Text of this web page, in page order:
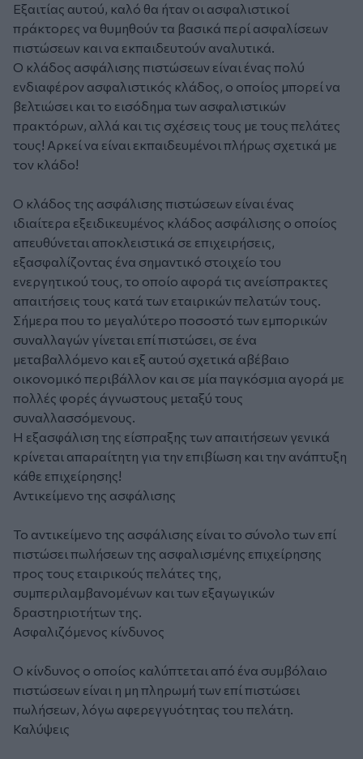
Εξαιτίας αυτού, καλό θα ήταν οι ασφαλιστικοί
πράκτορες να θυμηθούν τα βασικά περί ασφαλίσεων
πιστώσεων και να εκπαιδευτούν αναλυτικά.
Ο κλάδος ασφάλισης πιστώσεων είναι ένας πολύ
ενδιαφέρον ασφαλιστικός κλάδος, ο οποίος μπορεί να
βελτιώσει και το εισόδημα των ασφαλιστικών
πρακτόρων, αλλά και τις σχέσεις τους με τους πελάτες
τους! Αρκεί να είναι εκπαιδευμένοι πλήρως σχετικά με
τον κλάδο!
Ο κλάδος της ασφάλισης πιστώσεων είναι ένας
ιδιαίτερα εξειδικευμένος κλάδος ασφάλισης ο οποίος
απευθύνεται αποκλειστικά σε επιχειρήσεις,
εξασφαλίζοντας ένα σημαντικό στοιχείο του
ενεργητικού τους, το οποίο αφορά τις ανείσπρακτες
απαιτήσεις τους κατά των εταιρικών πελατών τους.
Σήμερα που το μεγαλύτερο ποσοστό των εμπορικών
συναλλαγών γίνεται επί πιστώσει, σε ένα
μεταβαλλόμενο και εξ αυτού σχετικά αβέβαιο
οικονομικό περιβάλλον και σε μία παγκόσμια αγορά με
πολλές φορές άγνωστους μεταξύ τους
συναλλασσόμενους.
Η εξασφάλιση της είσπραξης των απαιτήσεων γενικά
κρίνεται απαραίτητη για την επιβίωση και την ανάπτυξη
κάθε επιχείρησης!
Αντικείμενο της ασφάλισης
Το αντικείμενο της ασφάλισης είναι το σύνολο των επί
πιστώσει πωλήσεων της ασφαλισμένης επιχείρησης
προς τους εταιρικούς πελάτες της,
συμπεριλαμβανομένων και των εξαγωγικών
δραστηριοτήτων της.
Ασφαλιζόμενος κίνδυνος
Ο κίνδυνος ο οποίος καλύπτεται από ένα συμβόλαιο
πιστώσεων είναι η μη πληρωμή των επί πιστώσει
πωλήσεων, λόγω αφερεγγυότητας του πελάτη.
Καλύψεις